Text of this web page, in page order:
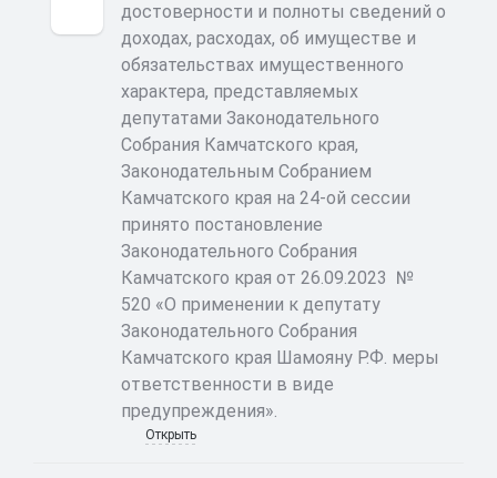
достоверности и полноты сведений о
доходах, расходах, об имуществе и
обязательствах имущественного
характера, представляемых
депутатами Законодательного
Собрания Камчатского края,
Законодательным Собранием
Камчатского края на 24-ой сессии
принято постановление
Законодательного Собрания
Камчатского края от 26.09.2023 №
520 «О применении к депутату
Законодательного Собрания
Камчатского края Шамояну Р.Ф. меры
ответственности в виде
предупреждения».
Открыть